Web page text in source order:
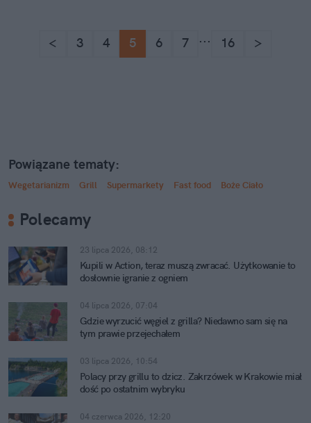
< 3 4 5 6 7 ... 16 >
Powiązane tematy:
Wegetarianizm Grill Supermarkety Fast food Boże Ciało
Polecamy
23 lipca 2026, 08:12
Kupili w Action, teraz muszą zwracać. Użytkowanie to
dosłownie igranie z ogniem
04 lipca 2026, 07:04
Gdzie wyrzucić węgiel z grilla? Niedawno sam się na
tym prawie przejechałem
03 lipca 2026, 10:54
Polacy przy grillu to dzicz. Zakrzówek w Krakowie miał
dość po ostatnim wybryku
04 czerwca 2026, 12:20